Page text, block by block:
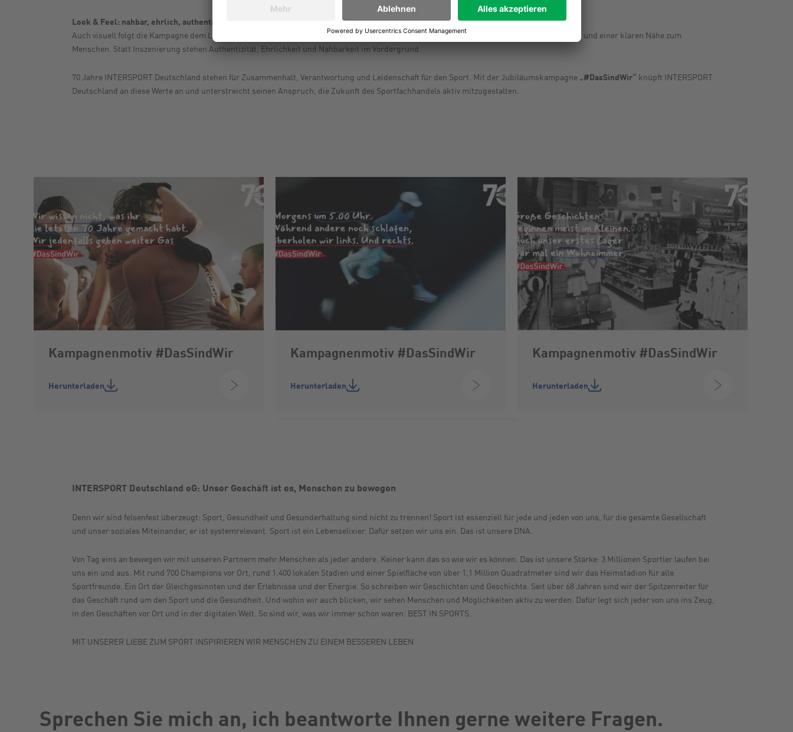
Look & Feel: nahbar, ehrlich, authentisch
Auch visuell folgt die Kampagne dem Leitgedanken „#DasSindWir“. Die Bildsprache ist geprägt von echten Momenten, spürbaren Emotionen und einer klaren Nähe zum
Menschen. Statt Inszenierung stehen Authentizität, Ehrlichkeit und Nahbarkeit im Vordergrund.
70 Jahre INTERSPORT Deutschland stehen für Zusammenhalt, Verantwortung und Leidenschaft für den Sport. Mit der Jubiläumskampagne „#DasSindWir“ knüpft INTERSPORT
Deutschland an diese Werte an und unterstreicht seinen Anspruch, die Zukunft des Sportfachhandels aktiv mitzugestalten.
Kampagnenmotiv #DasSindWir
Herunterladen
Kampagnenmotiv #DasSindWir
Herunterladen
Kampagnenmotiv #DasSindWir
Herunterladen
INTERSPORT Deutschland eG: Unser Geschäft ist es, Menschen zu bewegen
Denn wir sind felsenfest überzeugt: Sport, Gesundheit und Gesunderhaltung sind nicht zu trennen! Sport ist essenziell für jede und jeden von uns, für die gesamte Gesellschaft
und unser soziales Miteinander, er ist systemrelevant. Sport ist ein Lebenselixier. Dafür setzen wir uns ein. Das ist unsere DNA.
Von Tag eins an bewegen wir mit unseren Partnern mehr Menschen als jeder andere. Keiner kann das so wie wir es können. Das ist unsere Stärke: 3 Millionen Sportler laufen bei
uns ein und aus. Mit rund 700 Champions vor Ort, rund 1.400 lokalen Stadien und einer Spielfläche von über 1,1 Million Quadratmeter sind wir das Heimstadion für alle
Sportfreunde. Ein Ort der Gleichgesinnten und der Erlebnisse und der Energie. So schreiben wir Geschichten und Geschichte. Seit über 68 Jahren sind wir der Spitzenreiter für
das Geschäft rund um den Sport und die Gesundheit. Und wohin wir auch blicken, wir sehen Menschen und Möglichkeiten aktiv zu werden. Dafür legt sich jeder von uns ins Zeug,
in den Geschäften vor Ort und in der digitalen Welt. So sind wir, was wir immer schon waren: BEST IN SPORTS.
MIT UNSERER LIEBE ZUM SPORT INSPIRIEREN WIR MENSCHEN ZU EINEM BESSEREN LEBEN
Sprechen Sie mich an, ich beantworte Ihnen gerne weitere Fragen.